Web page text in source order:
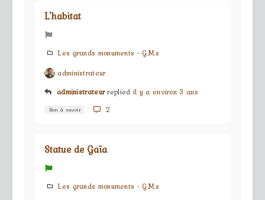
L'habitat
Les grands monuments - G.M.s
administrateur
administrateur replied il y a environ 3 ans
Bon à savoir 2
Statue de Gaïa
Les grands monuments - G.M.s